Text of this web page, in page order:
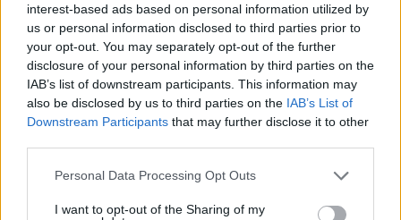
interest-based ads based on personal information utilized by
us or personal information disclosed to third parties prior to
your opt-out. You may separately opt-out of the further
disclosure of your personal information by third parties on the
IAB’s list of downstream participants. This information may
also be disclosed by us to third parties on the IAB’s List of
Downstream Participants that may further disclose it to other
Please note that this website/app uses one or more Google
not limited to your visit or usage behaviour. You may click to
Personal Data Processing Opt Outs
I want to opt-out of the Sharing of my
οδηγήσει μέχρι στιγμής σε 378 συλλήψεις,
αριθμός που συνεχίζει να αυξάνεται με την
εξέλιξη των ερευνών για τα βίαια επεισόδια,
ανακοίνωσε σήμερα η βρετανική ομοσπονδία
αστυνομικών. «Μέχρι στιγμής έχουν
πραγματοποιηθεί 378 συλλήψεις και
αναμένουμε ότι ο αριθμός αυτός θα αυξάνεται
καθημερινά καθώς οι δυνάμεις επιβολής του